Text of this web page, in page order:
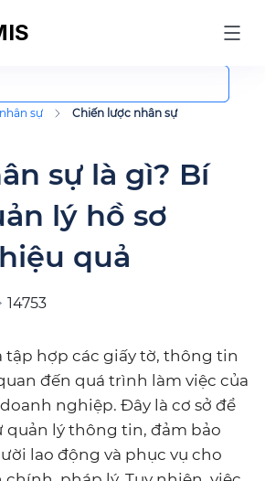
sự Chiến lược nhân sự
sự là gì? Bí
lý hồ sơ
quả
14753
tập hợp các giấy tờ, thông tin
đến quá trình làm việc của
nghiệp. Đây là cơ sở để
quản lý thông tin, đảm bảo
lao động và phục vụ cho